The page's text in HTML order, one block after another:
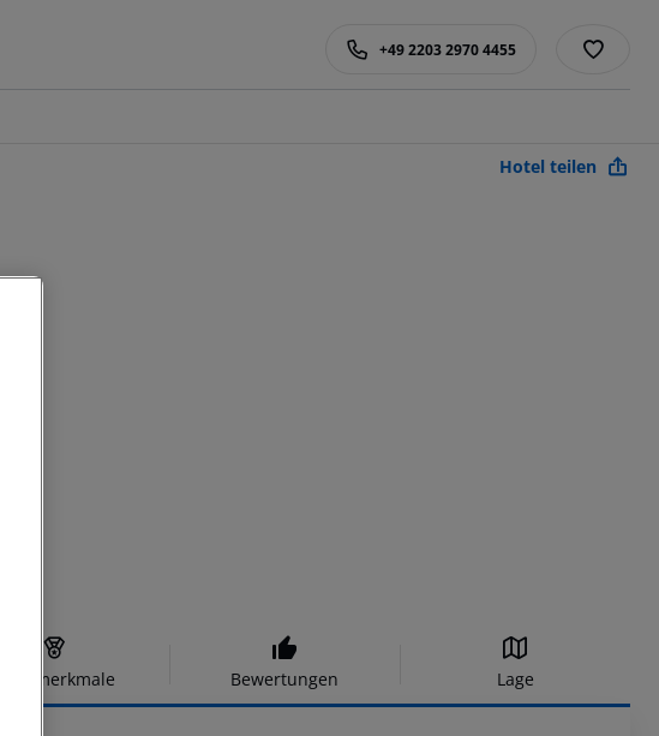
+49 2203 2970 4455
Hotel teilen
Hotelmerkmale Bewertungen Lage